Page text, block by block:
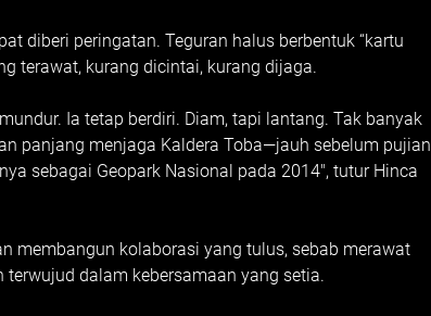
diberi peringatan. Teguran halus berbentuk “kartu
terawat, kurang dicintai, kurang dijaga.
Ia tetap berdiri. Diam, tapi lantang. Tak banyak
panjang menjaga Kaldera Toba—jauh sebelum pujian
sebagai Geopark Nasional pada 2014", tutur Hinca
membangun kolaborasi yang tulus, sebab merawat
dalam kebersamaan yang setia.